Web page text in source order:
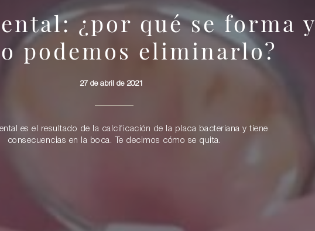
¿por qué se forma y
podemos eliminarlo?
27 de abril de 2021
es el resultado de la calcificación de la placa bacteriana y tiene
consecuencias en la boca. Te decimos cómo se quita.